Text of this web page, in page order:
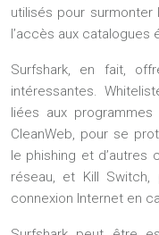
utilisés pour
l’accès aux catalogues
Surfshark, en fait,
intéressantes.
liées aux
CleanWeb, pour se
le phishing et d’autres
réseau, et Kill Switch,
connexion Internet en